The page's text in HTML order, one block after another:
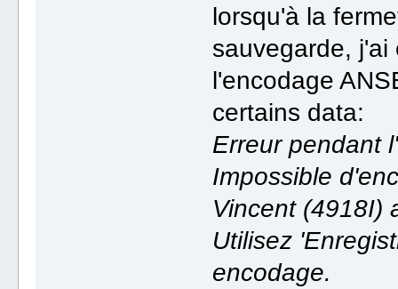
lorsqu'à la
sauvegarde,
l'encodage
certains data:
Erreur pendant
Impossible
Vincent (4918I)
Utilisez
encodage.